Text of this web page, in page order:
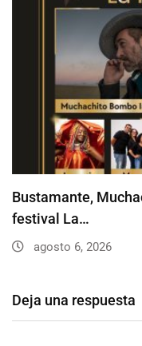
Bustamante,
festival La…
agosto 6, 2026
Deja una respuesta